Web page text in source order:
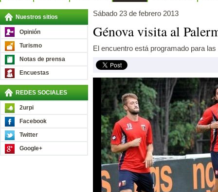
Nuestros sitios
Opinión
Turismo
Notas de prensa
Encuestas
REDES SOCIALES
2urpi
Facebook
Twitter
Google+
Sábado 23 de febrero 2013
Génova visita al
El encuentro está programado para